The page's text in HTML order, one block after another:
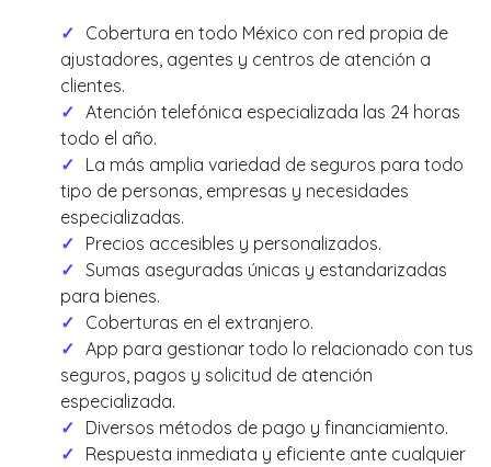
Cobertura en todo México con red propia de
ajustadores, agentes y centros de atención a
clientes.
Atención telefónica especializada las 24 horas
todo el año.
La más amplia variedad de seguros para todo
tipo de personas, empresas y necesidades
especializadas.
Precios accesibles y personalizados.
Sumas aseguradas únicas y estandarizadas
para bienes.
Coberturas en el extranjero.
App para gestionar todo lo relacionado con tus
seguros, pagos y solicitud de atención
especializada.
Diversos métodos de pago y financiamiento.
Respuesta inmediata y eficiente ante cualquier